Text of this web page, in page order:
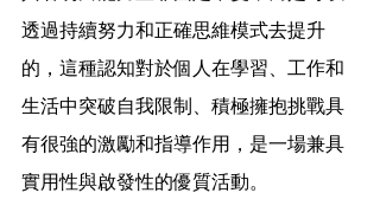
透過持續努力和正確思維模式去提升
的，這種認知對於個人在學習、工作和
生活中突破自我限制、積極擁抱挑戰具
有很強的激勵和指導作用，是一場兼具
實用性與啟發性的優質活動。